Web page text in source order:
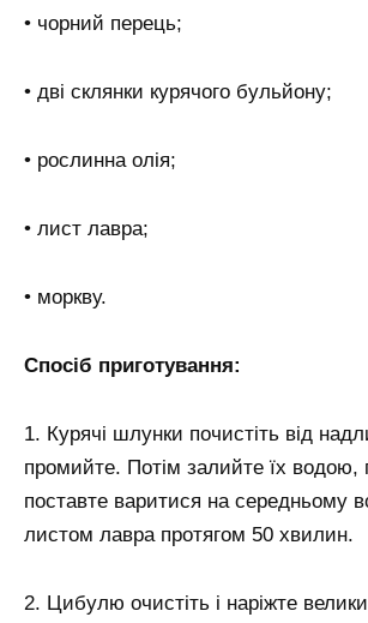
• чорний перець;
• дві склянки курячого бульйону;
• рослинна олія;
• лист лавра;
• моркву.
Спосіб приготування:
1. Курячі шлунки почистіть від
промийте. Потім залийте їх водою,
поставте варитися на середньому
листом лавра протягом 50 хвилин.
2. Цибулю очистіть і наріжте